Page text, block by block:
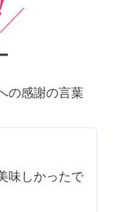
の感謝の言葉
味しかったで